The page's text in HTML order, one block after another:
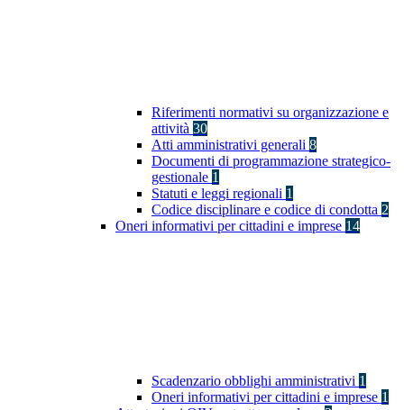
Riferimenti normativi su organizzazione e
attività 30
Atti amministrativi generali 8
Documenti di programmazione strategico-
gestionale 1
Statuti e leggi regionali 1
Codice disciplinare e codice di condotta 2
Oneri informativi per cittadini e imprese 14
Scadenzario obblighi amministrativi 1
Oneri informativi per cittadini e imprese 1